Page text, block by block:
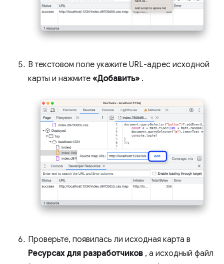
В текстовом поле укажите URL-адрес исходной
карты и нажмите «Добавить» .
Проверьте, появилась ли исходная карта в
Ресурсах для разработчиков , а исходный файл